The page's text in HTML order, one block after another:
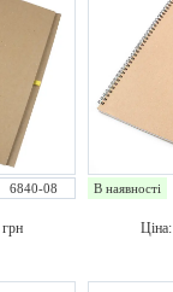
6840-08
грн
В наявності
Ціна: